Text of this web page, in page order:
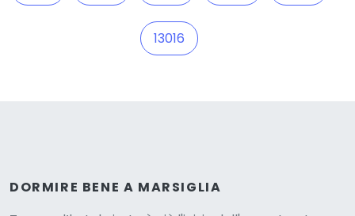
13016
DORMIRE BENE A MARSIGLIA